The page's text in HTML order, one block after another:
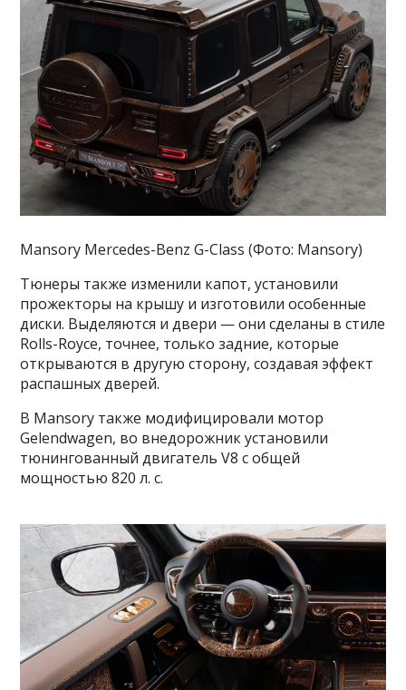
Mansory Mercedes-Benz G-Class (Фото: Mansory)
Тюнеры также изменили капот, установили
прожекторы на крышу и изготовили особенные
диски. Выделяются и двери — они сделаны в стиле
Rolls-Royce, точнее, только задние, которые
открываются в другую сторону, создавая эффект
распашных дверей.
В Mansory также модифицировали мотор
Gelendwagen, во внедорожник установили
тюнингованный двигатель V8 с общей
мощностью 820 л. с.